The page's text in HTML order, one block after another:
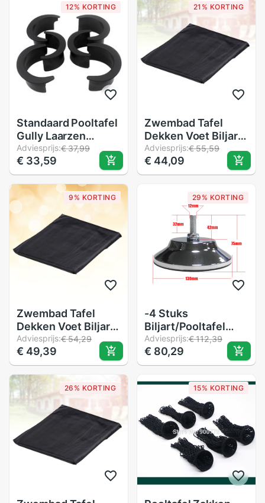
Feets Voor pooltafel
Feets Voor pooltafel
12% KORTING
Standaard Pooltafel
Gully Laarzen
Volwassen Biljart
Accessoires 6
Stks/set Plastic
Tafel Pocket Liners
Duurzaam
Adviesprijs:€ 37,99
€ 33,59
21% KORTING
Zwembad Tafel
Dekken Voet Biljart
Cover Met
Elastische Velg
Adviesprijs:€ 55,59
€ 44,09
9% KORTING
Zwembad Tafel
Dekken Voet Biljart
Cover Met
Elastische Velg
Adviesprijs:€ 54,29
€ 49,39
29% KORTING
-4 Stuks
Biljart/Pooltafel
Been Levelers 5
Inch Metalen Game
Tafel Been Levelers
Heavy Duty Leveling
feets Voor
Zwembad Tafel
Adviesprijs:€ 112,39
€ 80,29
26% KORTING 15% KORTING